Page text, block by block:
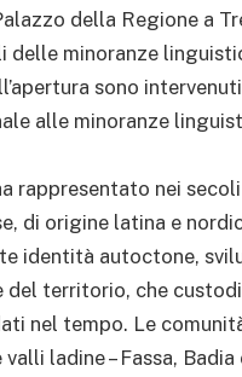
della Regione a
delle minoranze
sono
alle minoranze
rappresentato nei
di origine latina e
identità autoctone,
territorio, che
nel tempo. Le
ladine – Fassa, Badia